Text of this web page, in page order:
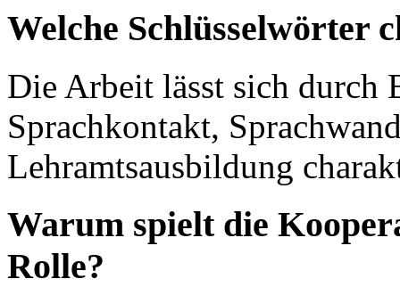
Welche Schlüsselwörter
Die Arbeit lässt sich
Sprachkontakt,
Lehramtsausbildung
Warum spielt die
Rolle?